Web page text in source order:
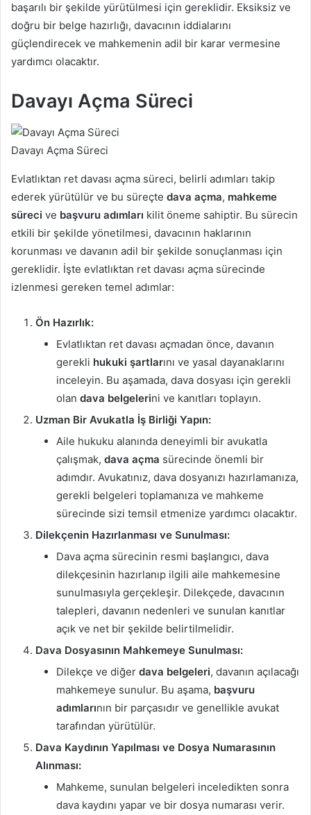
başarılı bir şekilde yürütülmesi için gereklidir. Eksiksiz ve
doğru bir belge hazırlığı, davacının iddialarını
güçlendirecek ve mahkemenin adil bir karar vermesine
yardımcı olacaktır.
Davayı Açma Süreci
Davayı Açma Süreci
Evlatlıktan ret davası açma süreci, belirli adımları takip
ederek yürütülür ve bu süreçte dava açma, mahkeme
süreci ve başvuru adımları kilit öneme sahiptir. Bu sürecin
etkili bir şekilde yönetilmesi, davacının haklarının
korunması ve davanın adil bir şekilde sonuçlanması için
gereklidir. İşte evlatlıktan ret davası açma sürecinde
izlenmesi gereken temel adımlar:
Ön Hazırlık:
Evlatlıktan ret davası açmadan önce, davanın
gerekli hukuki şartlarını ve yasal dayanaklarını
inceleyin. Bu aşamada, dava dosyası için gerekli
olan dava belgelerini ve kanıtları toplayın.
Uzman Bir Avukatla İş Birliği Yapın:
Aile hukuku alanında deneyimli bir avukatla
çalışmak, dava açma sürecinde önemli bir
adımdır. Avukatınız, dava dosyanızı hazırlamanıza,
gerekli belgeleri toplamanıza ve mahkeme
sürecinde sizi temsil etmenize yardımcı olacaktır.
Dilekçenin Hazırlanması ve Sunulması:
Dava açma sürecinin resmi başlangıcı, dava
dilekçesinin hazırlanıp ilgili aile mahkemesine
sunulmasıyla gerçekleşir. Dilekçede, davacının
talepleri, davanın nedenleri ve sunulan kanıtlar
açık ve net bir şekilde belirtilmelidir.
Dava Dosyasının Mahkemeye Sunulması:
Dilekçe ve diğer dava belgeleri, davanın açılacağı
mahkemeye sunulur. Bu aşama, başvuru
adımlarının bir parçasıdır ve genellikle avukat
tarafından yürütülür.
Dava Kaydının Yapılması ve Dosya Numarasının
Alınması:
Mahkeme, sunulan belgeleri inceledikten sonra
dava kaydını yapar ve bir dosya numarası verir.